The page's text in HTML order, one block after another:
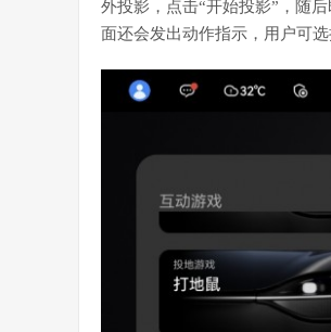
外投影，点击“开始投影”，随
面还会发出动作指示，用户可